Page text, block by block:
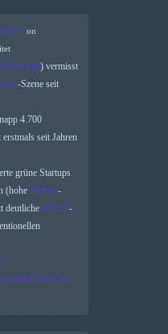
e.V. on
) vermisst
-Szene seit
4.700
seit Jahren
grüne Startups
(hohe #Patent-
deutliche #CO2e-